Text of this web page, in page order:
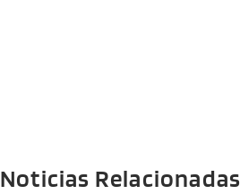
Noticias Relacionadas